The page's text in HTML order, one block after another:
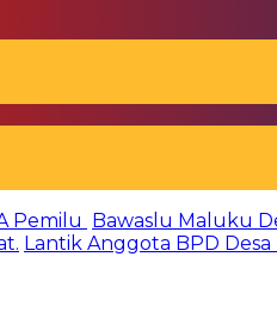
Pemilu Bawaslu Maluku
Lantik Anggota BPD Desa